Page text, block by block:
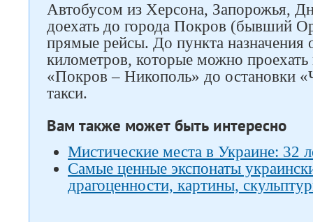
Автобусом из Херсона, Запорожья,
доехать до города Покров (бывший
прямые рейсы. До пункта назначения
километров, которые можно
«Покров – Никополь» до остановки
такси.
Вам также может быть интересно
Мистические места в Украине: 32
Самые ценные экспонаты
драгоценности, картины,